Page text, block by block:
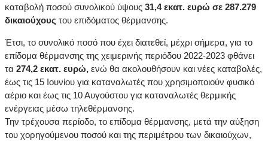
καταβολή ποσού συνολικού ύψους 31,4 εκατ. ευρώ σε 287.279
δικαιούχους του επιδόματος θέρμανσης.
Έτσι, το συνολικό ποσό που έχει διατεθεί, μέχρι σήμερα, για το
επίδομα θέρμανσης της χειμερινής περιόδου 2022-2023 φθάνει
τα 274,2 εκατ. ευρώ, ενώ θα ακολουθήσουν και νέες καταβολές,
έως τις 15 Ιουνίου για καταναλωτές που χρησιμοποιούν φυσικό
αέριο και έως τις 10 Αυγούστου για καταναλωτές θερμικής
ενέργειας μέσω τηλεθέρμανσης.
Την τρέχουσα περίοδο, το επίδομα θέρμανσης, μετά την αύξηση
του χορηγούμενου ποσού και της περιμέτρου των δικαιούχων,